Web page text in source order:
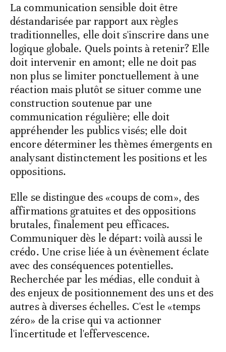
La communication sensible doit être
déstandarisée par rapport aux règles
traditionnelles, elle doit s'inscrire dans une
logique globale. Quels points à retenir? Elle
doit intervenir en amont; elle ne doit pas
non plus se limiter ponctuellement à une
réaction mais plutôt se situer comme une
construction soutenue par une
communication régulière; elle doit
appréhender les publics visés; elle doit
encore déterminer les thèmes émergents en
analysant distinctement les positions et les
oppositions.
Elle se distingue des «coups de com», des
affirmations gratuites et des oppositions
brutales, finalement peu efficaces.
Communiquer dès le départ: voilà aussi le
crédo. Une crise liée à un évènement éclate
avec des conséquences potentielles.
Recherchée par les médias, elle conduit à
des enjeux de positionnement des uns et des
autres à diverses échelles. C'est le «temps
zéro» de la crise qui va actionner
l'incertitude et l'effervescence.